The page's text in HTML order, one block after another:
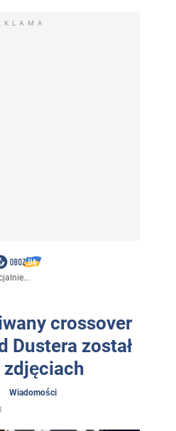
crossover
Dustera został
zdjęciach
Wiadomości